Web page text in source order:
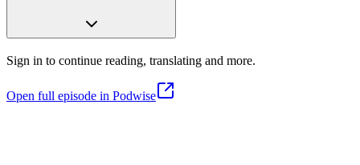
Sign in to continue reading, translating and more.
Open full episode in Podwise